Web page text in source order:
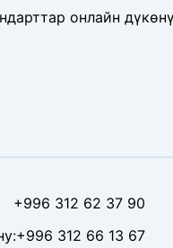
онлайн дүкөнү
+996 312 62 37 90
:+996 312 66 13 67